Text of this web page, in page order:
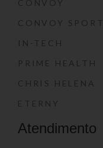
CONVOY
CONVOY SPORT
IN-TECH
PRIME HEALTH
CHRIS HELENA
ETERNY
Atendimento